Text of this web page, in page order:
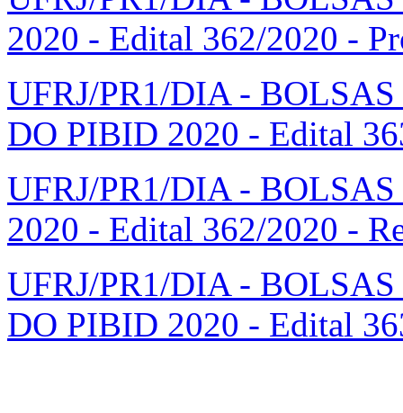
2020 - Edital 362/2020 -
UFRJ/PR1/DIA -
DO PIBID 2020 - Edital
UFRJ/PR1/DIA -
2020 - Edital 362/2020 -
UFRJ/PR1/DIA -
DO PIBID 2020 - Edital